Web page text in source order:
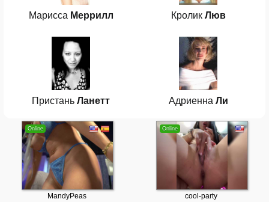
Марисса Меррилл Кролик Люв
Пристань Ланетт Адриенна Ли